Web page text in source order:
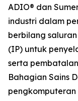
ADIO® dan
industri dalam
berbilang
(IP) untuk
serta
Bahagian Sains